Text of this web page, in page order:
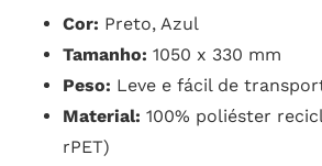
Cor: Preto, Azul
Tamanho: 1050 x 330 mm
Peso: Leve e fácil de
Material: 100% poliéster
rPET)